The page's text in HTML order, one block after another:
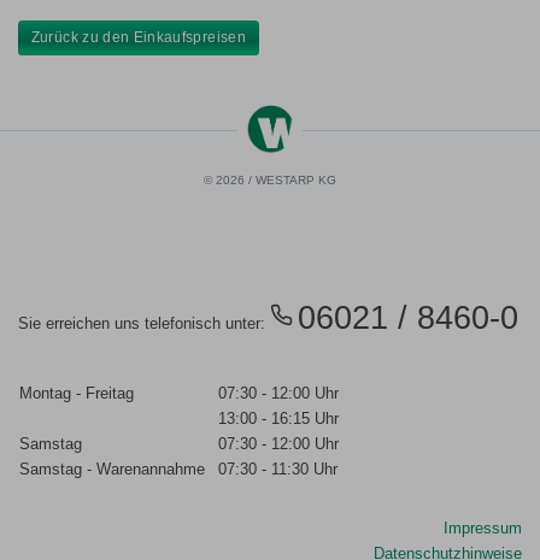
Zurück zu den Einkaufspreisen
© 2026 / WESTARP KG
Sie erreichen uns telefonisch unter: 06021 / 8460-0
Montag - Freitag
07:30 - 12:00 Uhr
13:00 - 16:15 Uhr
Samstag
07:30 - 12:00 Uhr
Samstag - Warenannahme
07:30 - 11:30 Uhr
Impressum
Datenschutzhinweise